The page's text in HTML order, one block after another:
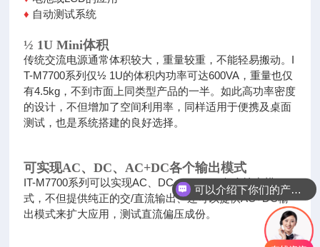
♦ 自动测试系统
½ 1U Mini体积
传统交流电源通常体积较大，重量较重，不能轻易搬动。I
T-M7700系列仅½ 1U的体积内功率可达600VA，重量也仅
有4.5kg，不到市面上同类型产品的一半。如此高功率密度
的设计，不但增加了空间利用率，同样适用于便携及桌面
测试，也是系统搭建的良好选择。
可实现AC、DC、AC+DC各个输出模式
IT-M7700系列可以实现AC、DC、AC+DC各个输出模
式，不但提供纯正的交/直流输出、还可以提供AC+DC输
出模式来扩大应用，测试直流偏压成份。
可以介绍下你们的产品么